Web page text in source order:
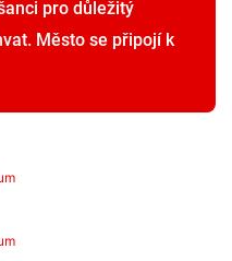
pro důležitý
Město se připojí k